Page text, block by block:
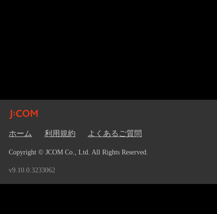
ホーム 利用規約 よくあるご質問
Copyright © JCOM Co., Ltd. All Rights Reserved.
v9.10.0.3233062